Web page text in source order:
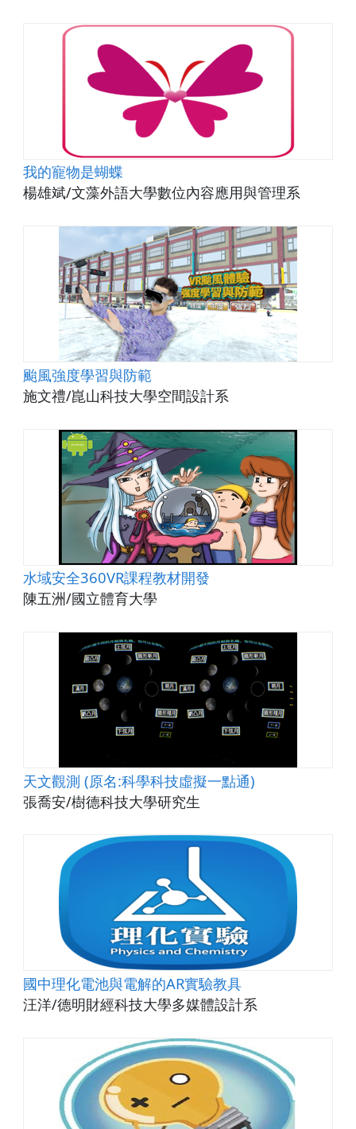
我的寵物是蝴蝶
楊雄斌/文藻外語大學數位內容應用與管理系
颱風強度學習與防範
施文禮/崑山科技大學空間設計系
水域安全360VR課程教材開發
陳五洲/國立體育大學
天文觀測 (原名:科學科技虛擬一點通)
張喬安/樹德科技大學研究生
國中理化電池與電解的AR實驗教具
汪洋/德明財經科技大學多媒體設計系